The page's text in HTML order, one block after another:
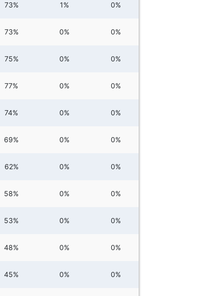
73% 1% 0%
73% 0% 0%
75% 0% 0%
77% 0% 0%
74% 0% 0%
69% 0% 0%
62% 0% 0%
58% 0% 0%
53% 0% 0%
48% 0% 0%
45% 0% 0%